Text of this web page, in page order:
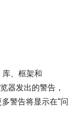
、框架和
器发出的警告，
警告将显示在“问